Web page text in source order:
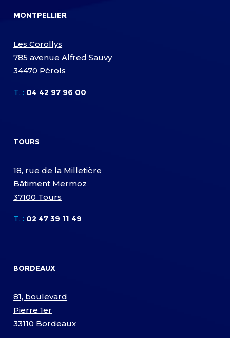
MONTPELLIER
Les Corollys
785 avenue Alfred Sauvy
34470 Pérols
T. : 04 42 97 96 00
TOURS
18, rue de la Milletière
Bâtiment Mermoz
37100 Tours
T. : 02 47 39 11 49
BORDEAUX
81, boulevard
Pierre 1er
33110 Bordeaux